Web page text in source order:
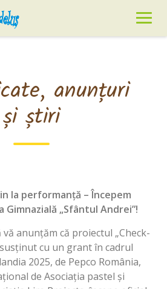
anunțuri
și știri
la performanță – Începem
Gimnazială „Sfântul Andrei”!
anunțăm că proiectul „Check-
cu un grant în cadrul
2025, de Pepco România,
de Asociația pastel și